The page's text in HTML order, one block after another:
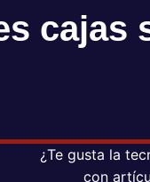
cajas
¿Te gusta la
con